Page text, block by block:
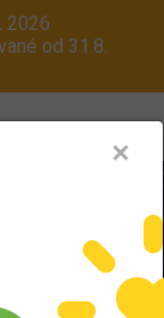
2026
od 31.8.
✕